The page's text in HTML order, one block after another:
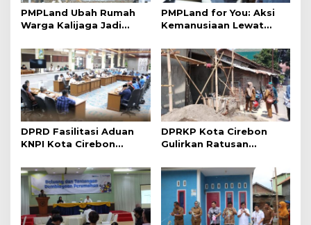
PMPLand Ubah Rumah
Warga Kalijaga Jadi
Nyaman
PMPLand for You: Aksi
Kemanusiaan Lewat
DPRD Fasilitasi Aduan
KNPI Kota Cirebon
Gedung
DPRKP Kota Cirebon
Gulirkan Ratusan
Selama 2023